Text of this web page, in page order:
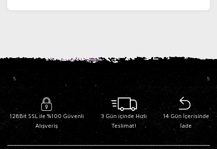
128Bit SSL ile %100 Güvenli
Alışveriş
3 Gün içinde Hızlı
Teslimat!
14 Gün İçerisinde
İade